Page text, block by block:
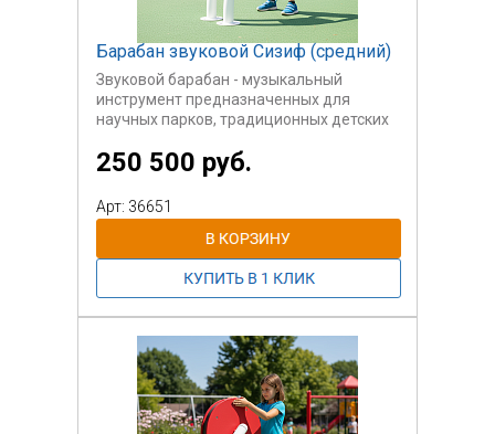
Барабан звуковой Сизиф (средний)
Звуковой барабан - музыкальный
инструмент предназначенных для
научных парков, традиционных детских
использован на инклюзивных
площадках для детей с ОВЗ.
Возраст пользователей 3-12 лет.
250 500 руб.
Арт: 36651